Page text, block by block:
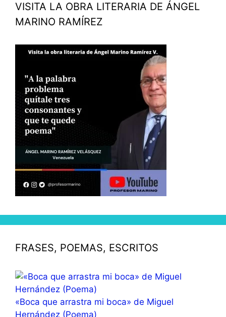
VISITA LA OBRA LITERARIA DE ÁNGEL
MARINO RAMÍREZ
FRASES, POEMAS, ESCRITOS
«Boca que arrastra mi boca» de Miguel
Hernández (Poema)